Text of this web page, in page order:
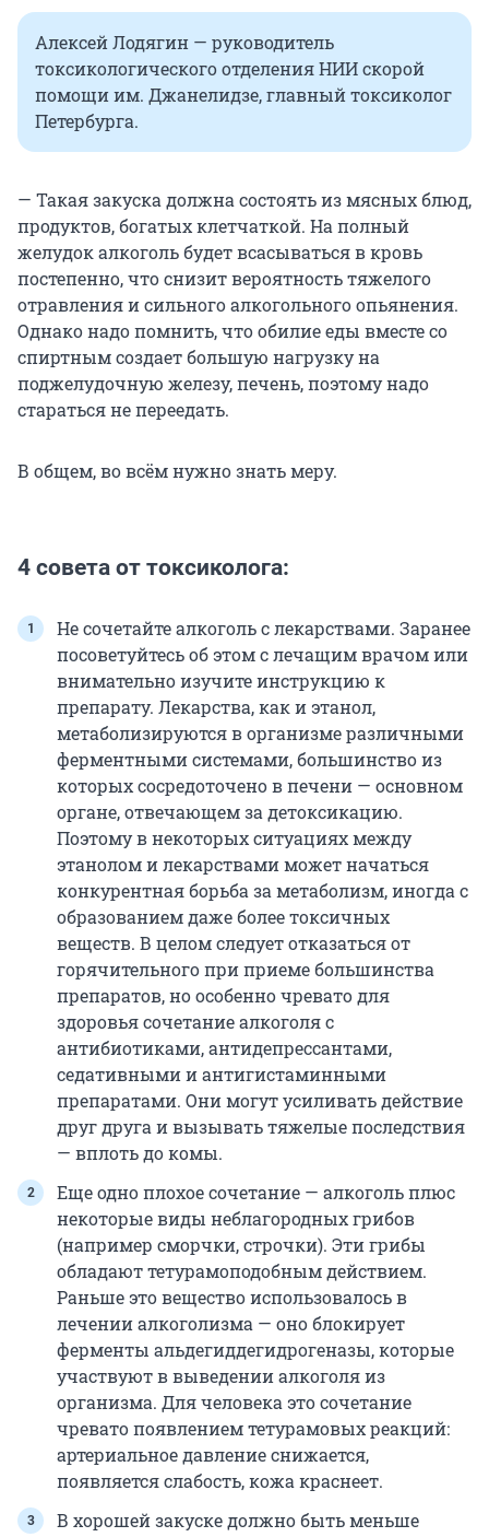
Алексей Лодягин — руководитель
токсикологического отделения НИИ скорой
помощи им. Джанелидзе, главный токсиколог
Петербурга.
— Такая закуска должна состоять из мясных блюд,
продуктов, богатых клетчаткой. На полный
желудок алкоголь будет всасываться в кровь
постепенно, что снизит вероятность тяжелого
отравления и сильного алкогольного опьянения.
Однако надо помнить, что обилие еды вместе со
спиртным создает большую нагрузку на
поджелудочную железу, печень, поэтому надо
стараться не переедать.
В общем, во всём нужно знать меру.
4 совета от токсиколога:
Не сочетайте алкоголь с лекарствами. Заранее
посоветуйтесь об этом с лечащим врачом или
внимательно изучите инструкцию к
препарату. Лекарства, как и этанол,
метаболизируются в организме различными
ферментными системами, большинство из
которых сосредоточено в печени — основном
органе, отвечающем за детоксикацию.
Поэтому в некоторых ситуациях между
этанолом и лекарствами может начаться
конкурентная борьба за метаболизм, иногда с
образованием даже более токсичных
веществ. В целом следует отказаться от
горячительного при приеме большинства
препаратов, но особенно чревато для
здоровья сочетание алкоголя с
антибиотиками, антидепрессантами,
седативными и антигистаминными
препаратами. Они могут усиливать действие
друг друга и вызывать тяжелые последствия
— вплоть до комы.
Еще одно плохое сочетание — алкоголь плюс
некоторые виды неблагородных грибов
(например сморчки, строчки). Эти грибы
обладают тетурамоподобным действием.
Раньше это вещество использовалось в
лечении алкоголизма — оно блокирует
ферменты альдегиддегидрогеназы, которые
участвуют в выведении алкоголя из
организма. Для человека это сочетание
чревато появлением тетурамовых реакций:
артериальное давление снижается,
появляется слабость, кожа краснеет.
В хорошей закуске должно быть меньше